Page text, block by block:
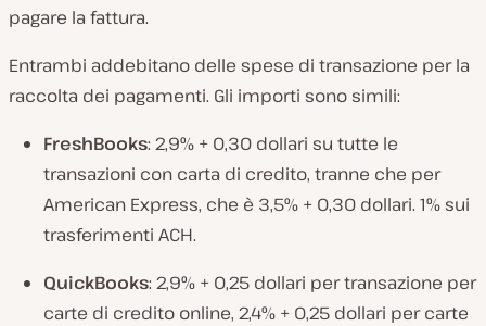
pagare la fattura.
Entrambi addebitano delle spese di transazione per la
raccolta dei pagamenti. Gli importi sono simili:
FreshBooks: 2,9% + 0,30 dollari su tutte le
transazioni con carta di credito, tranne che per
American Express, che è 3,5% + 0,30 dollari. 1% sui
trasferimenti ACH.
QuickBooks: 2,9% + 0,25 dollari per transazione per
carte di credito online, 2,4% + 0,25 dollari per carte